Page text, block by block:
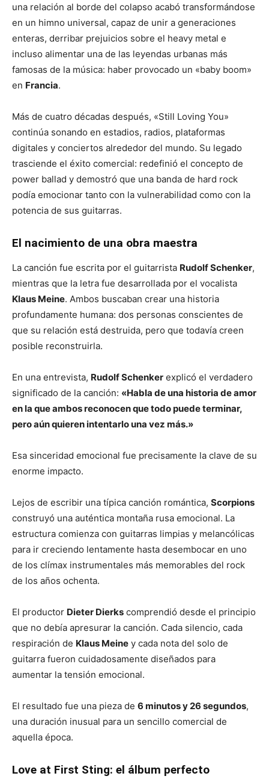
una relación al borde del colapso acabó transformándose
en un himno universal, capaz de unir a generaciones
enteras, derribar prejuicios sobre el heavy metal e
incluso alimentar una de las leyendas urbanas más
famosas de la música: haber provocado un «baby boom»
en Francia.
Más de cuatro décadas después, «Still Loving You»
continúa sonando en estadios, radios, plataformas
digitales y conciertos alrededor del mundo. Su legado
trasciende el éxito comercial: redefinió el concepto de
power ballad y demostró que una banda de hard rock
podía emocionar tanto con la vulnerabilidad como con la
potencia de sus guitarras.
El nacimiento de una obra maestra
La canción fue escrita por el guitarrista Rudolf Schenker,
mientras que la letra fue desarrollada por el vocalista
Klaus Meine. Ambos buscaban crear una historia
profundamente humana: dos personas conscientes de
que su relación está destruida, pero que todavía creen
posible reconstruirla.
En una entrevista, Rudolf Schenker explicó el verdadero
significado de la canción: «Habla de una historia de amor
en la que ambos reconocen que todo puede terminar,
pero aún quieren intentarlo una vez más.»
Esa sinceridad emocional fue precisamente la clave de su
enorme impacto.
Lejos de escribir una típica canción romántica, Scorpions
construyó una auténtica montaña rusa emocional. La
estructura comienza con guitarras limpias y melancólicas
para ir creciendo lentamente hasta desembocar en uno
de los clímax instrumentales más memorables del rock
de los años ochenta.
El productor Dieter Dierks comprendió desde el principio
que no debía apresurar la canción. Cada silencio, cada
respiración de Klaus Meine y cada nota del solo de
guitarra fueron cuidadosamente diseñados para
aumentar la tensión emocional.
El resultado fue una pieza de 6 minutos y 26 segundos,
una duración inusual para un sencillo comercial de
aquella época.
Love at First Sting: el álbum perfecto